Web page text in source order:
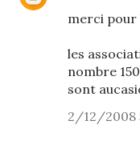
merci pour
les
nombre
sont
2/12/2008